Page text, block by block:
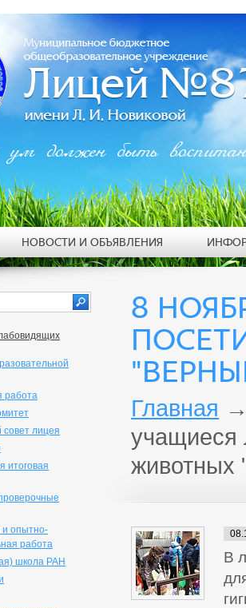
работа
совет лицея
итоговая
и опытно-
работа
школа РАН
8
Главная
учащиеся
животных
В
ум должен быть
НОВОСТИ И ОБЪЯВЛЕНИЯ